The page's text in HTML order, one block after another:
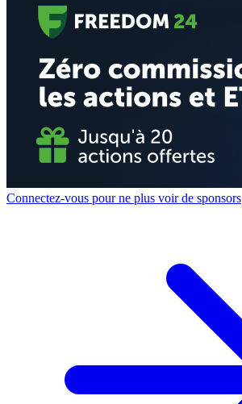
Connectez-vous pour ne plus voir de sponsors